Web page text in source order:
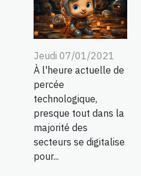
Jeudi 07/01/2021
À l'heure actuelle de
percée
technologique,
presque tout dans la
majorité des
secteurs se digitalise
pour...